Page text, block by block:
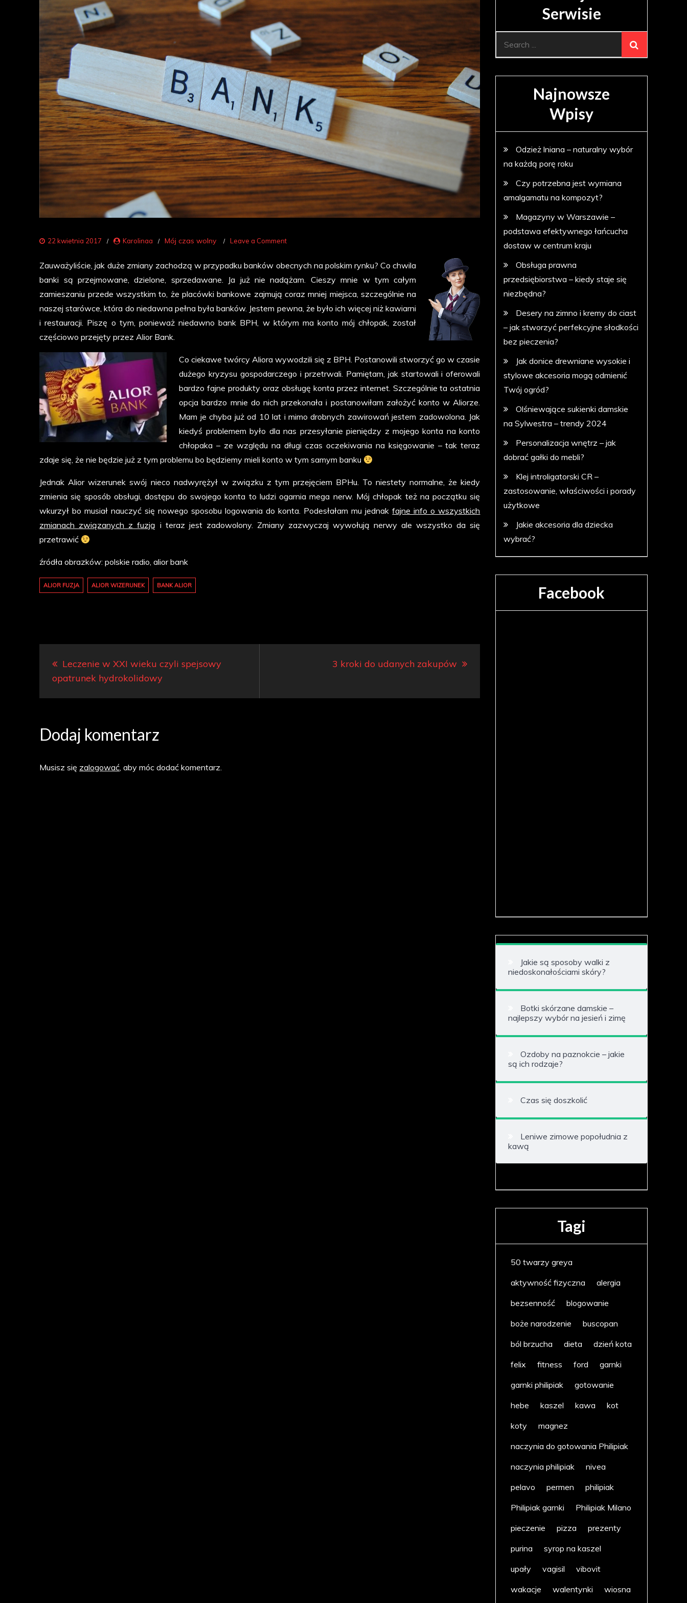
22 kwietnia 2017 Karolinaa Mój czas wolny Leave a Commenton
zawirowania
Zauważyliście, jak duże zmiany zachodzą w przypadku banków obecnych na polskim rynku? Co chwila
banki są przejmowane, dzielone, sprzedawane. Ja już nie nadążam. Cieszy mnie w tym całym
zamieszaniu przede wszystkim to, że placówki bankowe zajmują coraz mniej miejsca, szczególnie na
naszej starówce, która do niedawna pełna była banków. Jestem pewna, że było ich więcej niż kawiarni
i restauracji. Piszę o tym, ponieważ niedawno bank BPH, w którym ma konto mój chłopak, został
częściowo przejęty przez Alior Bank.
Co ciekawe twórcy Aliora wywodzili się z BPH. Postanowili stworzyć go w czasie
dużego kryzysu gospodarczego i przetrwali. Pamiętam, jak startowali i oferowali
bardzo fajne produkty oraz obsługę konta przez internet. Szczególnie ta ostatnia
opcja bardzo mnie do nich przekonała i postanowiłam założyć konto w Aliorze.
Mam je chyba już od 10 lat i mimo drobnych zawirowań jestem zadowolona. Jak
kiedyś problemem było dla nas przesyłanie pieniędzy z mojego konta na konto
chłopaka – ze względu na długi czas oczekiwania na księgowanie – tak teraz
zdaje się, że nie będzie już z tym problemu bo będziemy mieli konto w tym samym banku
Jednak Alior wizerunek swój nieco nadwyrężył w związku z tym przejęciem BPHu. To niestety normalne, że kiedy
zmienia się sposób obsługi, dostępu do swojego konta to ludzi ogarnia mega nerw. Mój chłopak też na początku się
wkurzył bo musiał nauczyć się nowego sposobu logowania do konta. Podesłałam mu jednakfajne info o wszystkich
zmianach związanych z fuzją i teraz jest zadowolony. Zmiany zazwyczaj wywołują nerwy ale wszystko da się
przetrawić
źródła obrazków: polskie radio, alior bank
ALIOR FUZJA ALIOR WIZERUNEK BANK ALIOR
Nawigacja
wpisu
Leczenie w XXI wieku czyli spejsowy
opatrunek hydrokolidowy
3 kroki do udanych zakupów
Dodaj komentarz
Musisz się zalogować, aby móc dodać komentarz.
Serwisie
Najnowsze
Wpisy
Odzież lniana – naturalny wybór
na każdą porę roku
Czy potrzebna jest wymiana
amalgamatu na kompozyt?
Magazyny w Warszawie –
podstawa efektywnego łańcucha
dostaw w centrum kraju
Obsługa prawna
przedsiębiorstwa – kiedy staje się
niezbędna?
Desery na zimno i kremy do ciast
– jak stworzyć perfekcyjne słodkości
bez pieczenia?
Jak donice drewniane wysokie i
stylowe akcesoria mogą odmienić
Twój ogród?
Olśniewające sukienki damskie
na Sylwestra – trendy 2024
Personalizacja wnętrz – jak
dobrać gałki do mebli?
Klej introligatorski CR –
zastosowanie, właściwości i porady
użytkowe
Jakie akcesoria dla dziecka
wybrać?
Facebook
Jakie są sposoby walki z
niedoskonałościami skóry?
Botki skórzane damskie –
najlepszy wybór na jesień i zimę
Ozdoby na paznokcie – jakie
są ich rodzaje?
Czas się doszkolić
Leniwe zimowe popołudnia z
kawą
Tagi
50 twarzy greya
aktywność fizyczna
alergia
bezsenność
blogowanie
boże narodzenie
buscopan
ból brzucha
dieta
dzień kota
felix
fitness ford
garnki
garnki philipiak
gotowanie
hebe
kaszel kawa
kot
koty
magnez
naczynia do gotowania Philipiak
naczynia philipiak
nivea
pelavo
permen
philipiak
Philipiak garnki
Philipiak Milano
pieczenie
pizza
prezenty
purina
syrop na kaszel
upały
vagisil
vibovit
wakacje
walentynki wiosna